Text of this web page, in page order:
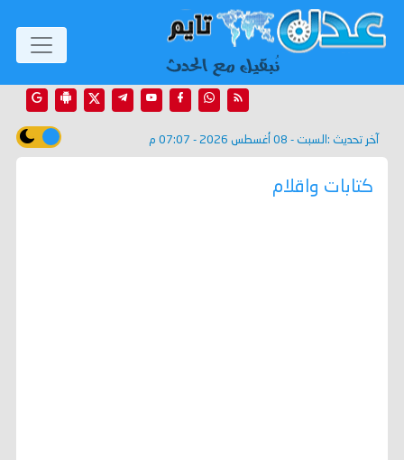
آخر تحديث : السبت - 08 أغسطس 2026 - 07:07 م
كتابات واقلام